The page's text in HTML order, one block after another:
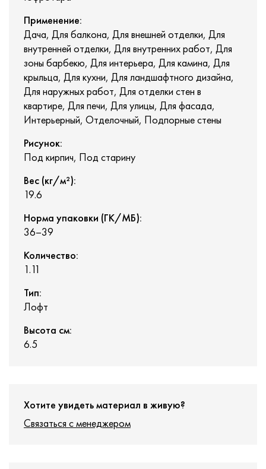
Применение:
Дача, Для балкона, Для внешней отделки, Для
внутренней отделки, Для внутренних работ, Для
зоны барбекю, Для интерьера, Для камина, Для
крыльца, Для кухни, Для ландшафтного дизайна,
Для наружных работ, Для отделки стен в
квартире, Для печи, Для улицы, Для фасада,
Интерьерный, Отделочный, Подпорные стены
Рисунок:
Под кирпич, Под старину
Вес (кг/м²):
19.6
Норма упаковки (ГК/МБ):
36–39
Количество:
1.11
Тип:
Лофт
Высота см:
6.5
Хотите увидеть материал в живую?
Связаться с менеджером